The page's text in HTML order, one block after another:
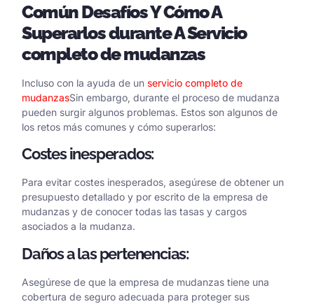
ComúnDesafíosYCómoA
Superarlos duranteAServicio
completo de mudanzas
Incluso con la ayuda de un servicio completo de
mudanzasSin embargo, durante el proceso de mudanza
pueden surgir algunos problemas. Estos son algunos de
los retos más comunes y cómo superarlos:
Costes inesperados:
Para evitar costes inesperados, asegúrese de obtener un
presupuesto detallado y por escrito de la empresa de
mudanzas y de conocer todas las tasas y cargos
asociados a la mudanza.
Daños a las pertenencias:
Asegúrese de que la empresa de mudanzas tiene una
cobertura de seguro adecuada para proteger sus